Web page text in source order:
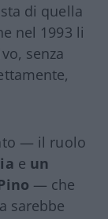
di quella
nel 1993 li
senza
— il ruolo
e un
— che
sarebbe